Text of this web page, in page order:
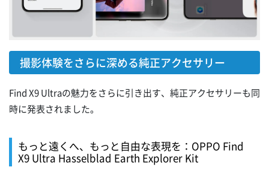
撮影体験をさらに深める純正アクセサリー
Find X9 Ultraの魅力をさらに引き出す、純正アクセサリーも同
時に発表されました。
もっと遠くへ、もっと自由な表現を：OPPO Find
X9 Ultra Hasselblad Earth Explorer Kit